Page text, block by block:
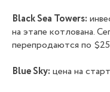
Black Sea Towers:
на этапе котлована.
перепродаются по
Blue Sky: цена на